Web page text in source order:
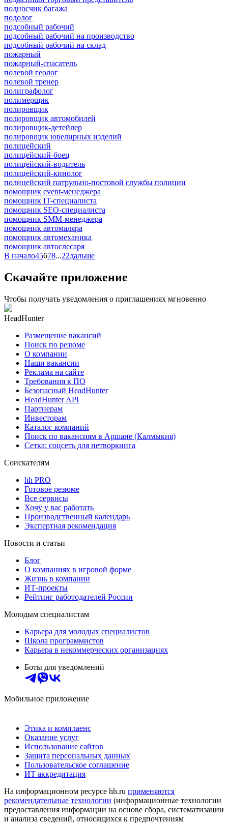
подносчик багажа
подолог
подсобный рабочий
подсобный рабочий на производство
подсобный рабочий на склад
пожарный
пожарный-спасатель
полевой геолог
полевой тренер
полиграфолог
полимерщик
полировщик
полировщик автомобилей
полировщик-детейлер
полировщик ювелирных изделий
полицейский
полицейский-боец
полицейский-водитель
полицейский-кинолог
полицейский патрульно-постовой службы полиции
помощник event-менеджера
помощник IT-специалиста
помощник SEO-специалиста
помощник SMM-менеджера
помощник автомаляра
помощник автомеханика
помощник автослесаря
В начало45678...22дальше
Скачайте приложение
Чтобы получать уведомления о приглашениях мгновенно
HeadHunter
Размещение вакансий
Поиск по резюме
О компании
Наши вакансии
Реклама на сайте
Требования к ПО
Безопасный HeadHunter
HeadHunter API
Партнерам
Инвесторам
Каталог компаний
Поиск по вакансиям в Аршане (Калмыкия)
Сетка: соцсеть для нетворкинга
Соискателям
hh PRO
Готовое резюме
Все сервисы
Хочу у вас работать
Производственный календарь
Экспертная рекомендация
Новости и статьи
Блог
О компаниях в игровой форме
Жизнь в компании
ИТ-проекты
Рейтинг работодателей России
Молодым специалистам
Карьера для молодых специалистов
Школа программистов
Карьера в некоммерческих организациях
Боты для уведомлений
Мобильное приложение
Этика и комплаенс
Оказание услуг
Использование сайтов
Защита персональных данных
Пользовательское соглашение
ИТ аккредитация
На информационном ресурсе hh.ru применяются
рекомендательные технологии (информационные технологии
предоставления информации на основе сбора, систематизации
и анализа сведений, относящихся к предпочтениям